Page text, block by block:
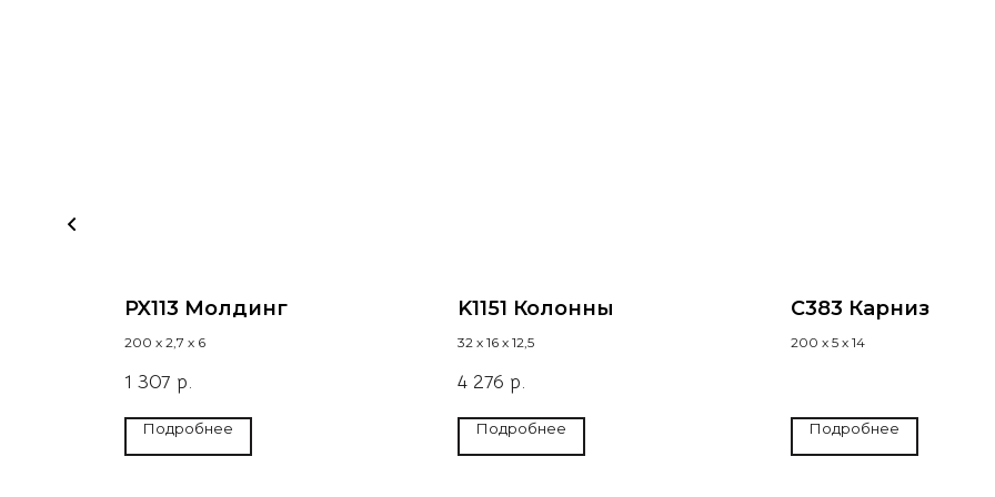
PX113 Молдинг
200 х 2,7 х 6
1 307 р.
Подробнее
K1151 Колонны
32 х 16 х 12,5
4 276 р.
Подробнее
C383 Карниз
200 х 5 х 14
Подробнее